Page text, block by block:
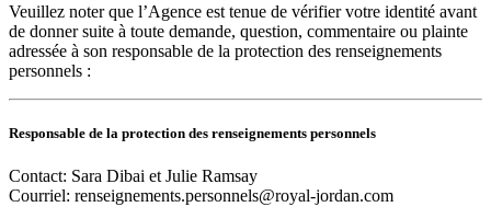
Veuillez noter que l’Agence est tenue de vérifier votre identité avant
de donner suite à toute demande, question, commentaire ou plainte
adressée à son responsable de la protection des renseignements
personnels :
Responsable de la protection des renseignements personnels
Contact: Sara Dibai et Julie Ramsay
Courriel: renseignements.personnels@royal-jordan.com